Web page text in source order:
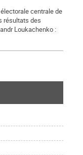
centrale de
résultats des
Loukachenko :